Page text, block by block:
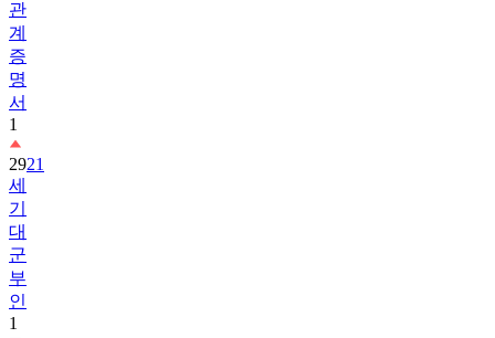
관
계
증
명
서
1
2921
세
기
대
군
부
인
1